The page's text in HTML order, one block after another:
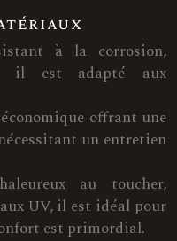
à la corrosion,
il est adapté aux
offrant une
un entretien
au toucher,
UV, il est idéal pour
est primordial.